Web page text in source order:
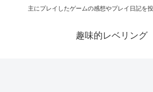
主にプレイしたゲームの感想やプレイ日記を投
趣味的レベリング